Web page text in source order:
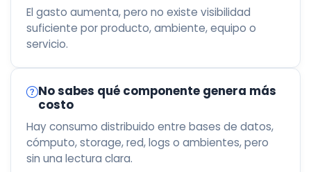
El gasto aumenta, pero no existe visibilidad
suficiente por producto, ambiente, equipo o
servicio.
No sabes qué componente genera más
costo
Hay consumo distribuido entre bases de datos,
cómputo, storage, red, logs o ambientes, pero
sin una lectura clara.